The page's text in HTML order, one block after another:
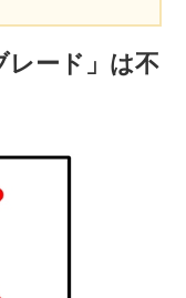
レード」は不